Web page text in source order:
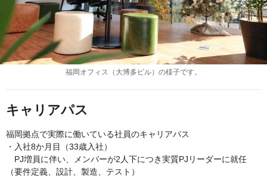
福岡オフィス（大博多ビル）の様子です。
キャリアパス
福岡拠点で実際に働いている社員のキャリアパス
・入社8か月目（33歳入社）
PJ増員に伴い、メンバーが2人下につき実質PJリーダーに就任
（要件定義、設計、製造、テスト）